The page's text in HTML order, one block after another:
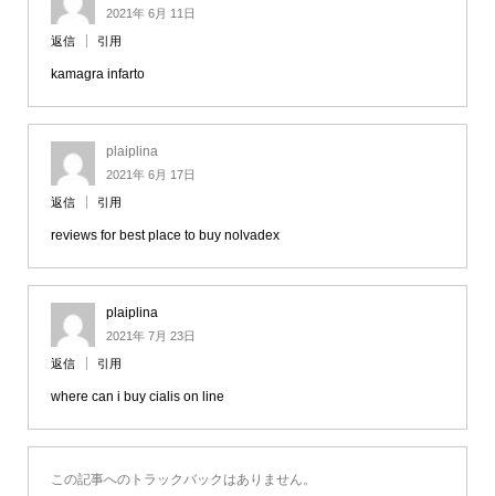
2021年 6月 11日
返信 引用
kamagra infarto
plaiplina
2021年 6月 17日
返信 引用
reviews for best place to buy nolvadex
plaiplina
2021年 7月 23日
返信 引用
where can i buy cialis on line
この記事へのトラックバックはありません。